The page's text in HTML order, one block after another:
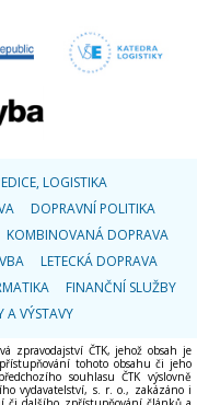
LOGISTIKA
DOPRAVNÍ POLITIKA
KOMBINOVANÁ DOPRAVA
LETECKÁ DOPRAVA
FINANČNÍ SLUŽBY
A VÝSTAVY
zpravodajství ČTK, jehož obsah je
tohoto obsahu či jeho
souhlasu ČTK výslovně
vydavatelství, s. r. o., zakázáno i